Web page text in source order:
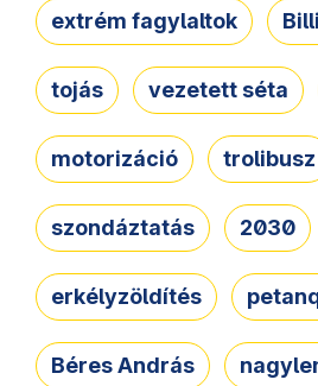
extrém fagylaltok
tojás vezetett séta
motorizáció trolibusz
szondáztatás 2030
erkélyzöldítés
Béres András